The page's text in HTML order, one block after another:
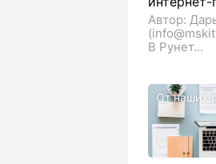
Автор:
В Рунет...
От наших